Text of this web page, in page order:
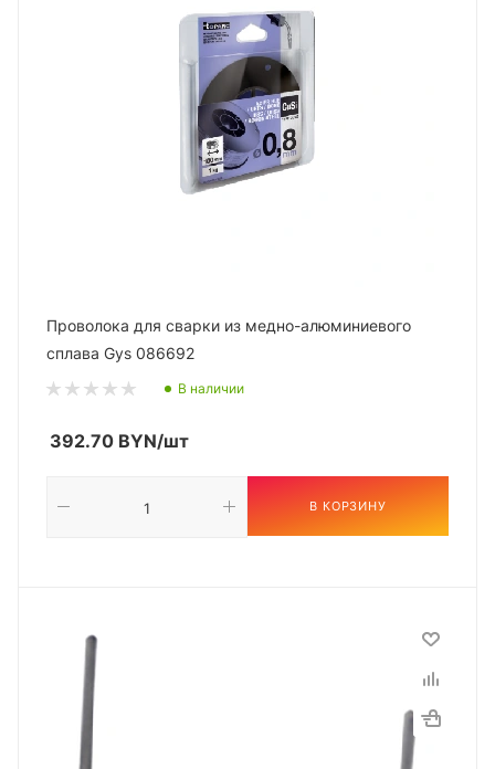
Проволока для сварки из медно-алюминиевого
сплава Gys 086692
В наличии
392.70 BYN/шт
В КОРЗИНУ